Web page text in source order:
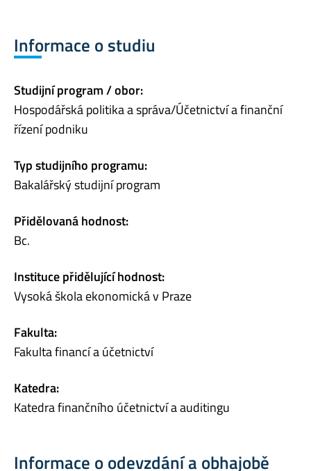
Informace o studiu
Studijní program / obor:
Hospodářská politika a správa/Účetnictví a finanční
řízení podniku
Typ studijního programu:
Bakalářský studijní program
Přidělovaná hodnost:
Bc.
Instituce přidělující hodnost:
Vysoká škola ekonomická v Praze
Fakulta:
Fakulta financí a účetnictví
Katedra:
Katedra finančního účetnictví a auditingu
Informace o odevzdání a obhajobě